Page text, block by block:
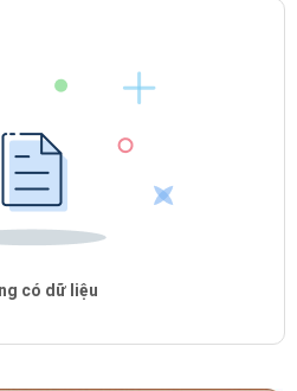
có dữ liệu